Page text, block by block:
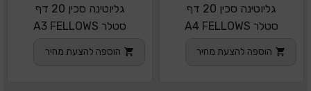
גליוטינה סכין 20 דף
סטלר A4 FELLOWS
הוספה להצעת מחיר
גליוטינה סכין 20 דף
סטלר A3 FELLOWS
הוספה להצעת מחיר